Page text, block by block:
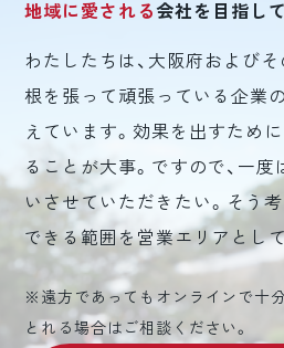
地域に愛される会社を目指して
わたしたちは、大阪府およびそ
根を張って頑張っている企業
えています。効果を出すため
ることが大事。ですので、一
いさせていただきたい。そう
できる範囲を営業エリアとして
※遠方であってもオンラインで十
とれる場合はご相談ください。